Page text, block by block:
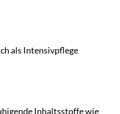
als Intensivpflege
Inhaltsstoffe wie